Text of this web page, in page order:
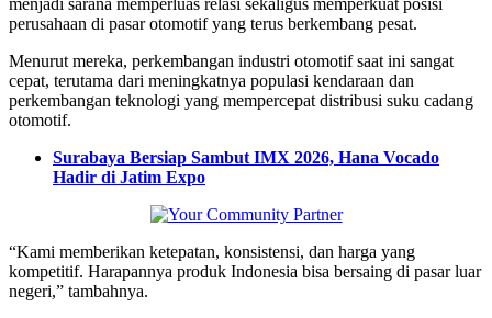
menjadi sarana memperluas relasi sekaligus memperkuat posisi
perusahaan di pasar otomotif yang terus berkembang pesat.
Menurut mereka, perkembangan industri otomotif saat ini sangat
cepat, terutama dari meningkatnya populasi kendaraan dan
perkembangan teknologi yang mempercepat distribusi suku cadang
otomotif.
Surabaya Bersiap Sambut IMX 2026, Hana Vocado
Hadir di Jatim Expo
“Kami memberikan ketepatan, konsistensi, dan harga yang
kompetitif. Harapannya produk Indonesia bisa bersaing di pasar luar
negeri,” tambahnya.